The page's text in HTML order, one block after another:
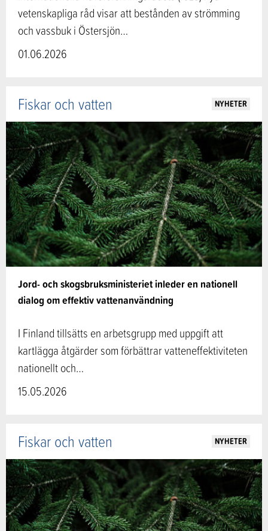
vetenskapliga råd visar att bestånden av strömming
och vassbuk i Östersjön…
01.06.2026
Jord- och skogsbruksministeriet inleder en nationell
dialog om effektiv vattenanvändning
Fiskar och vatten NYHETER
I Finland tillsätts en arbetsgrupp med uppgift att
kartlägga åtgärder som förbättrar vatteneffektiviteten
nationellt och…
15.05.2026
Fiskar och vatten NYHETER